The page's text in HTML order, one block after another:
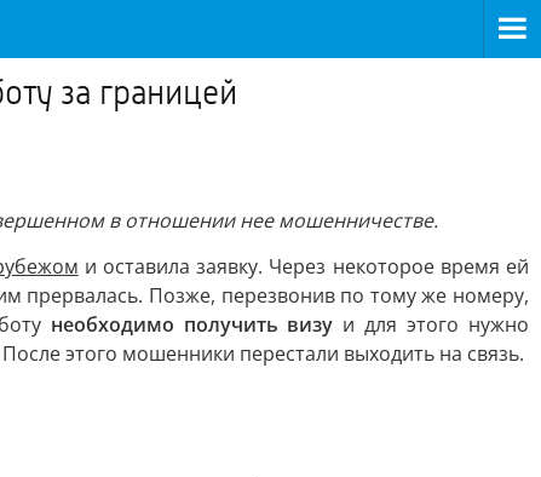
за границей
в отношении нее мошенничестве.
и оставила заявку. Через некоторое время ей
прервалась. Позже, перезвонив по тому же номеру,
необходимо получить визу и для этого нужно
После этого мошенники перестали выходить на связь.